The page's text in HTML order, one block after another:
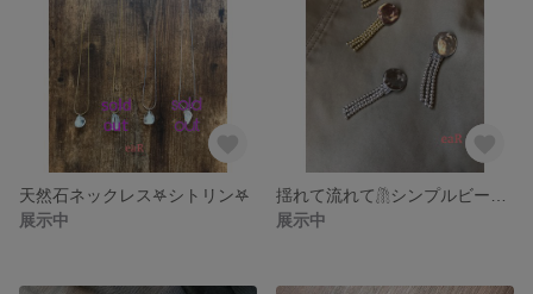
天然石ネックレス𖤐シトリン𖤐
展示中
展示中